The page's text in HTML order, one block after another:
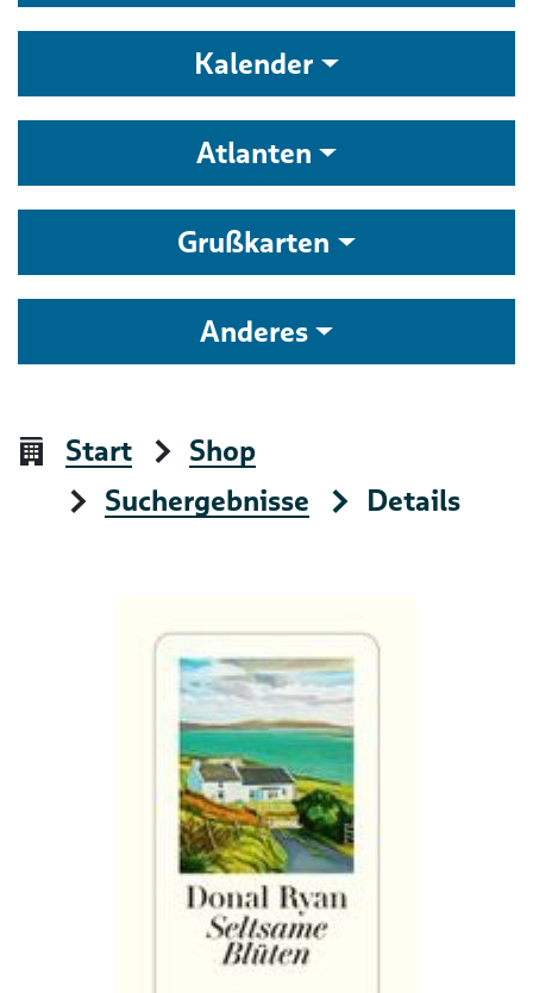
Kalender
Atlanten
Grußkarten
Anderes
Start
Shop
Suchergebnisse
Details